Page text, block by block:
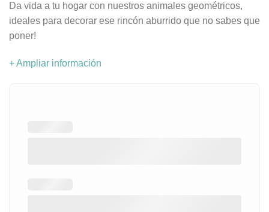
Da vida a tu hogar con nuestros animales geométricos,
ideales para decorar ese rincón aburrido que no sabes que
poner!
+ Ampliar información